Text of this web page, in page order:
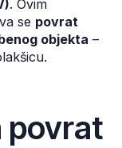
. Ovim
se povrat
objekta –
povrat